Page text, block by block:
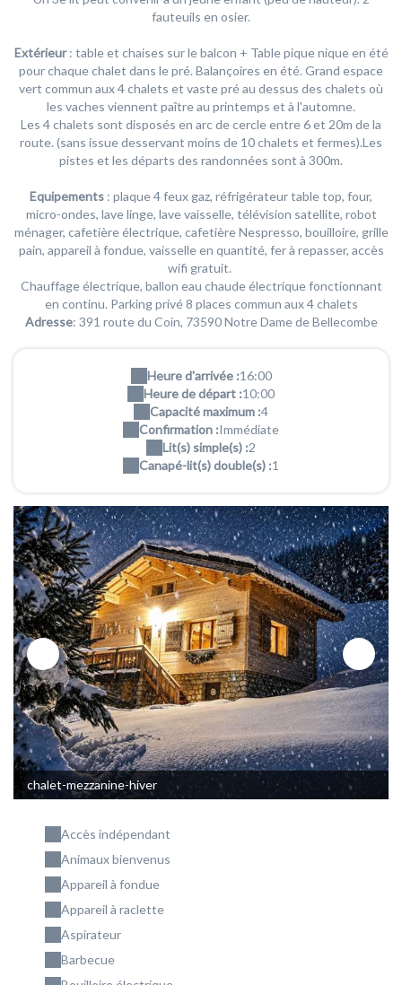
fauteuils en osier.
Extérieur: table et chaises sur le balcon + Table pique nique en été
pour chaque chalet dans le pré. Balançoires en été. Grand espace
vert commun aux 4 chalets et vaste pré au dessus des chalets où
les vaches viennent paître au printemps et à l'automne.
Les 4 chalets sont disposés en arc de cercle entre 6 et 20m de la
route. (sans issue desservant moins de 10 chalets et fermes).Les
pistes et les départs des randonnées sont à 300m.
Equipements : plaque 4 feux gaz, réfrigérateur table top, four,
micro-ondes, lave linge, lave vaisselle, télévision satellite, robot
ménager, cafetière électrique, cafetière Nespresso, bouilloire, grille
pain, appareil à fondue, vaisselle en quantité, fer à repasser, accès
wifi gratuit.
Chauffage électrique, ballon eau chaude électrique fonctionnant
en continu. Parking privé 8 places commun aux 4 chalets
Adresse: 391 route du Coin, 73590 Notre Dame de Bellecombe
Heure d'arrivée :16:00
Heure de départ :10:00
Capacité maximum :4
Confirmation :Immédiate
Lit(s) simple(s) :2
Canapé-lit(s) double(s) :1
chalet-mezzanine-hiver
Accès indépendant
Animaux bienvenus
Appareil à fondue
Appareil à raclette
Aspirateur
Barbecue